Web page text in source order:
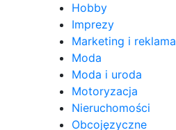
Hobby
Imprezy
Marketing i reklama
Moda
Moda i uroda
Motoryzacja
Nieruchomości
Obcojęzyczne